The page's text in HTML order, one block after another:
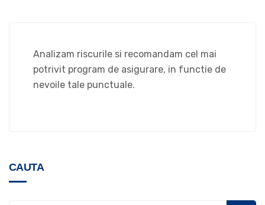
Analizam riscurile si recomandam cel mai
potrivit program de asigurare, in functie de
nevoile tale punctuale.
CAUTA